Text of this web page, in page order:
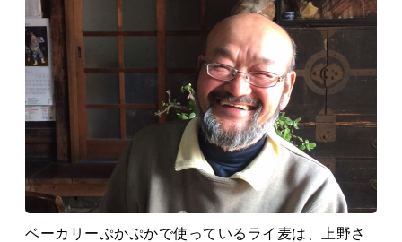
ベーカリーぷかぷかで使っているライ麦は、上野さ